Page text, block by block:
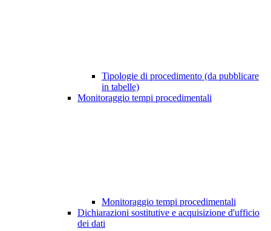
Tipologie di procedimento (da pubblicare
in tabelle)
Monitoraggio tempi procedimentali
Monitoraggio tempi procedimentali
Dichiarazioni sostitutive e acquisizione d'ufficio
dei dati